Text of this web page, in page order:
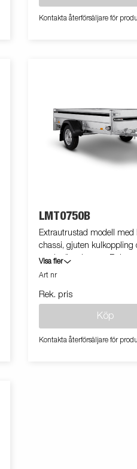
Kontakta återförsäljare för
LMT0750B
Extrautrustad modell med
chassi, gjuten kulkoppling
med större broms. Robust
för byggmaterial och
kapaciteten större.
Visa fler
Art nr
Rek. pris
Köp
Kontakta återförsäljare för